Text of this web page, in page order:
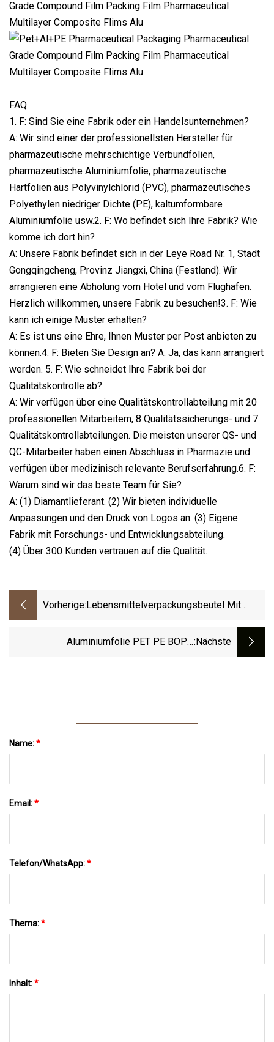
FAQ
1. F: Sind Sie eine Fabrik oder ein Handelsunternehmen?
A: Wir sind einer der professionellsten Hersteller für
pharmazeutische mehrschichtige Verbundfolien,
pharmazeutische Aluminiumfolie, pharmazeutische
Hartfolien aus Polyvinylchlorid (PVC), pharmazeutisches
Polyethylen niedriger Dichte (PE), kaltumformbare
Aluminiumfolie usw.2. F: Wo befindet sich Ihre Fabrik? Wie
komme ich dort hin?
A: Unsere Fabrik befindet sich in der Leye Road Nr. 1, Stadt
Gongqingcheng, Provinz Jiangxi, China (Festland). Wir
arrangieren eine Abholung vom Hotel und vom Flughafen.
Herzlich willkommen, unsere Fabrik zu besuchen!3. F: Wie
kann ich einige Muster erhalten?
A: Es ist uns eine Ehre, Ihnen Muster per Post anbieten zu
können.4. F: Bieten Sie Design an? A: Ja, das kann arrangiert
werden. 5. F: Wie schneidet Ihre Fabrik bei der
Qualitätskontrolle ab?
A: Wir verfügen über eine Qualitätskontrollabteilung mit 20
professionellen Mitarbeitern, 8 Qualitätssicherungs- und 7
Qualitätskontrollabteilungen. Die meisten unserer QS- und
QC-Mitarbeiter haben einen Abschluss in Pharmazie und
verfügen über medizinisch relevante Berufserfahrung.6. F:
Warum sind wir das beste Team für Sie?
A: (1) Diamantlieferant. (2) Wir bieten individuelle
Anpassungen und den Druck von Logos an. (3) Eigene
Fabrik mit Forschungs- und Entwicklungsabteilung.
(4) Über 300 Kunden vertrauen auf die Qualität.
Vorherige: Lebensmittelverpackungsbeutel Mit
Heißdampfsterilisation
Aluminiumfolie PET PE BOPP:nächste
Name:*
Email:*
Telefon/WhatsApp:*
Thema:*
Inhalt:*